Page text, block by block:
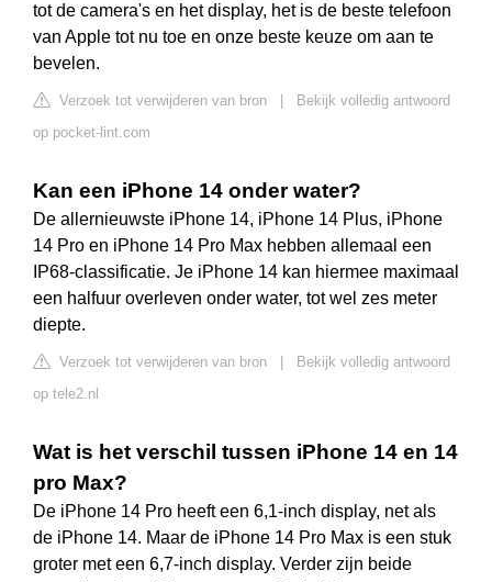
tot de camera's en het display, het is de beste telefoon
van Apple tot nu toe en onze beste keuze om aan te
bevelen.
Verzoek tot verwijderen van bron
Bekijk volledig antwoord
op pocket-lint.com
Kan een iPhone 14 onder water?
De allernieuwste iPhone 14, iPhone 14 Plus, iPhone
14 Pro en iPhone 14 Pro Max hebben allemaal een
IP68-classificatie. Je iPhone 14 kan hiermee maximaal
een halfuur overleven onder water, tot wel zes meter
diepte.
Verzoek tot verwijderen van bron
Bekijk volledig antwoord
op tele2.nl
Wat is het verschil tussen iPhone 14 en 14
pro Max?
De iPhone 14 Pro heeft een 6,1-inch display, net als
de iPhone 14. Maar de iPhone 14 Pro Max is een stuk
groter met een 6,7-inch display. Verder zijn beide